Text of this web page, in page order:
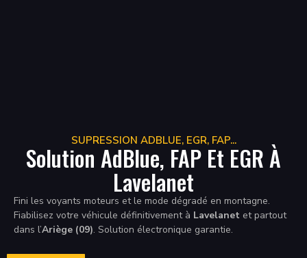
SUPRESSION ADBLUE, EGR, FAP...
Solution AdBlue, FAP Et EGR À
Lavelanet
Fini les voyants moteurs et le mode dégradé en montagne.
Fiabilisez votre véhicule définitivement à Lavelanet et partout
dans l’Ariège (09). Solution électronique garantie.